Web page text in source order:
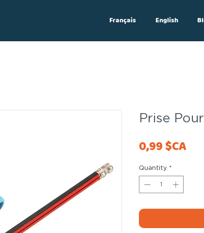
Log In
Français English
Prise
0,99 $CA
Quantity *